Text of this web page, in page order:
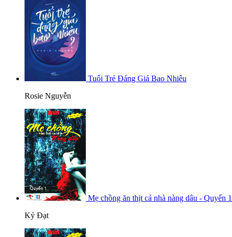
Tuổi Trẻ Đáng Giá Bao Nhiêu
Rosie Nguyễn
Mẹ chồng ăn thịt cả nhà nàng dâu - Quyển 1
Kỷ Đạt